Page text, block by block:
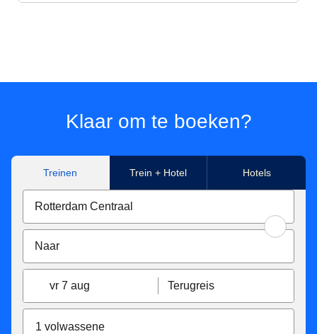
Klaar om te boeken?
Treinen Trein + Hotel Hotels
vr 7 aug Terugreis
1 volwassene